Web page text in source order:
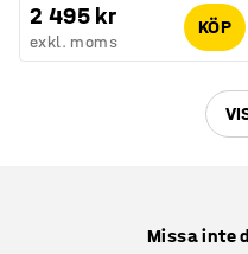
2 495 kr
exkl. moms
KÖP
Missa inte